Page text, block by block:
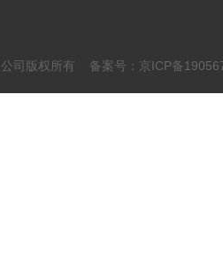
公司版权所有 备案号：京ICP备